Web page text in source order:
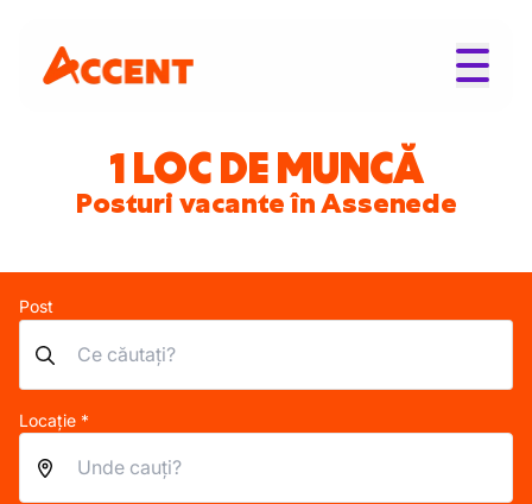
1 LOC DE MUNCĂ
Posturi vacante în Assenede
Post
Locație *